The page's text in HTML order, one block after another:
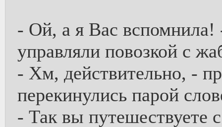
- Ой, а я Вас
управляли повозкой с
- Хм, действительно, -
перекинулись парой
- Так вы путешествуете